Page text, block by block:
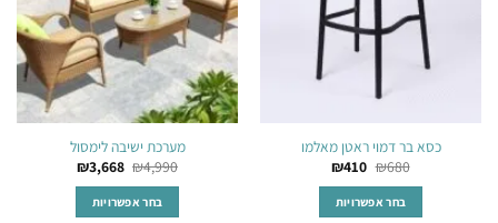
האפשרויות
בעמוד
המוצר
האפשרויות
בעמוד
המוצר
כסא בר דמוי ראטן מאלמו
₪680
₪410
בחר אפשרויות
מערכת ישיבה לימסול
₪4,990
₪3,668
בחר אפשרויות